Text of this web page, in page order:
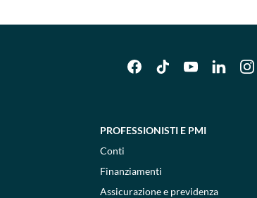
PROFESSIONISTI E PMI
Conti
Finanziamenti
Assicurazione e previdenza